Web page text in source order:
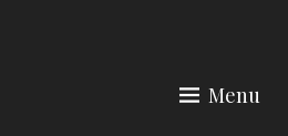
Menu